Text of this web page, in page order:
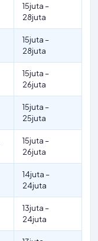
15juta –
28juta
15juta –
28juta
15juta –
26juta
15juta –
25juta
15juta –
26juta
14juta –
24juta
13juta –
24juta